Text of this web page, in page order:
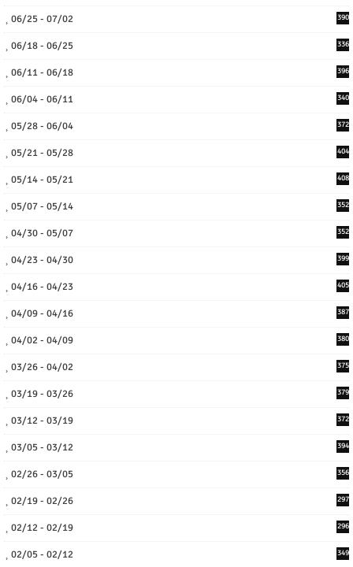
06/25 - 07/02 390
06/18 - 06/25 336
06/11 - 06/18 396
06/04 - 06/11 340
05/28 - 06/04 372
05/21 - 05/28 404
05/14 - 05/21 408
05/07 - 05/14 352
04/30 - 05/07 352
04/23 - 04/30 399
04/16 - 04/23 405
04/09 - 04/16 387
04/02 - 04/09 380
03/26 - 04/02 375
03/19 - 03/26 379
03/12 - 03/19 372
03/05 - 03/12 394
02/26 - 03/05 356
02/19 - 02/26 297
02/12 - 02/19 296
02/05 - 02/12 349